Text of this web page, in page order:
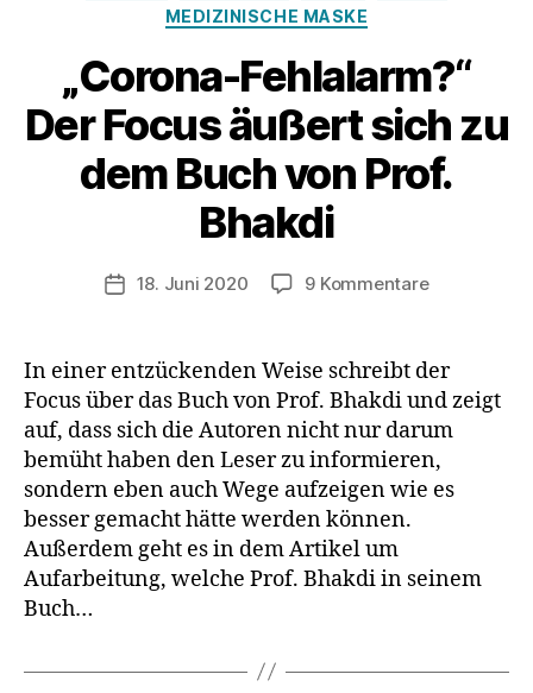
MEDIZINISCHE MASKE
„Corona-Fehlalarm?“
Der Focus äußert sich zu
dem Buch von Prof.
Bhakdi
Veröffentlichungsdatum
18. Juni 2020 9 Kommentarezu
Focus
äußert
sich
zu
dem
Prof.
In einer entzückenden Weise schreibt der
Focus über das Buch von Prof. Bhakdi und zeigt
auf, dass sich die Autoren nicht nur darum
bemüht haben den Leser zu informieren,
sondern eben auch Wege aufzeigen wie es
besser gemacht hätte werden können.
Außerdem geht es in dem Artikel um
Aufarbeitung, welche Prof. Bhakdi in seinem
Buch…